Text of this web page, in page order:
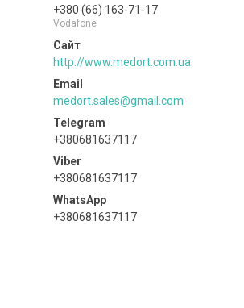
+380 (66) 163-71-17
Vodafone
http://www.medort.com.ua
medort.sales@gmail.com
+380681637117
+380681637117
+380681637117